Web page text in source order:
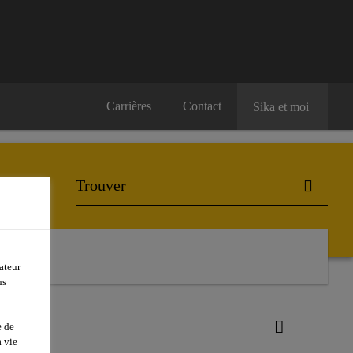
Carrières Contact Sika et moi
de
vie